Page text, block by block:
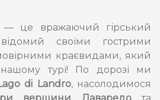
— це вражаючий гірський
своїми гострими
краєвидами, який
турі! По дорозі ми
di Landro, насолодимося